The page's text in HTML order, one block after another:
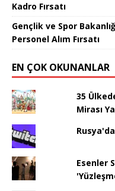
Kadro Fırsatı
Gençlik ve Spor
Personel Alım Fırsatı
EN ÇOK OKUNANLAR
35
Mirası
Esenler